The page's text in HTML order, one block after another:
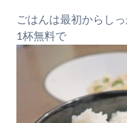
ごはんは最初からし
1杯無料で